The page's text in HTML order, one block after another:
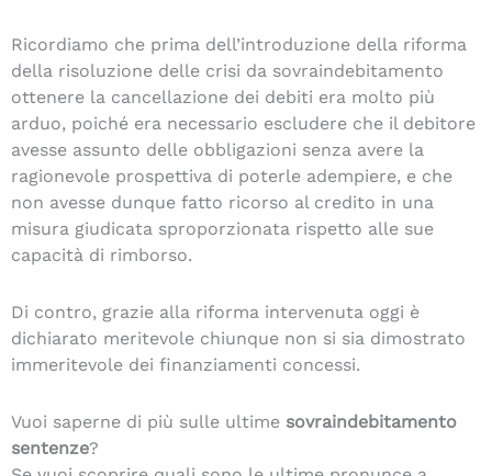
Ricordiamo che prima dell’introduzione della riforma
della risoluzione delle crisi da sovraindebitamento
ottenere la cancellazione dei debiti era molto più
arduo, poiché era necessario escludere che il debitore
avesse assunto delle obbligazioni senza avere la
ragionevole prospettiva di poterle adempiere, e che
non avesse dunque fatto ricorso al credito in una
misura giudicata sproporzionata rispetto alle sue
capacità di rimborso.
Di contro, grazie alla riforma intervenuta oggi è
dichiarato meritevole chiunque non si sia dimostrato
immeritevole dei finanziamenti concessi.
Vuoi saperne di più sulle ultime sovraindebitamento
sentenze?